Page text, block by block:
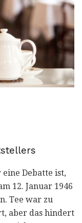
Debatte ist,
12. Januar 1946
Tee war zu
aber das hindert